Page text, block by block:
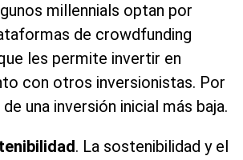
millennials optan por
de crowdfunding
les permite invertir en
con otros inversionistas. Por
una inversión inicial más baja.
. La sostenibilidad y el